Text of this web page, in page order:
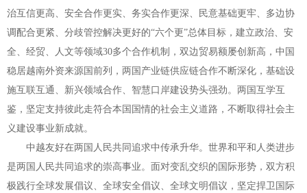
治互信更高、安全合作更实、务实合作更深、民意基础更牢、多边协
调配合更紧、分歧管控解决更好的“六个更”总体目标，建立政治、安
全、经贸、人文等领域30多个合作机制，双边贸易额屡创新高，中国
稳居越南外资来源国前列，两国产业链供应链合作不断深化，基础设
施互联互通、新兴领域合作、智慧口岸建设势头强劲。两国互学互
鉴，坚定支持彼此走符合本国国情的社会主义道路，不断取得社会主
义建设事业新成就。
中越友好在两国人民共同追求中传承升华。世界和平和人类进步
是两国人民共同追求的崇高事业。面对变乱交织的国际形势，双方积
极践行全球发展倡议、全球安全倡议、全球文明倡议，坚定捍卫国际